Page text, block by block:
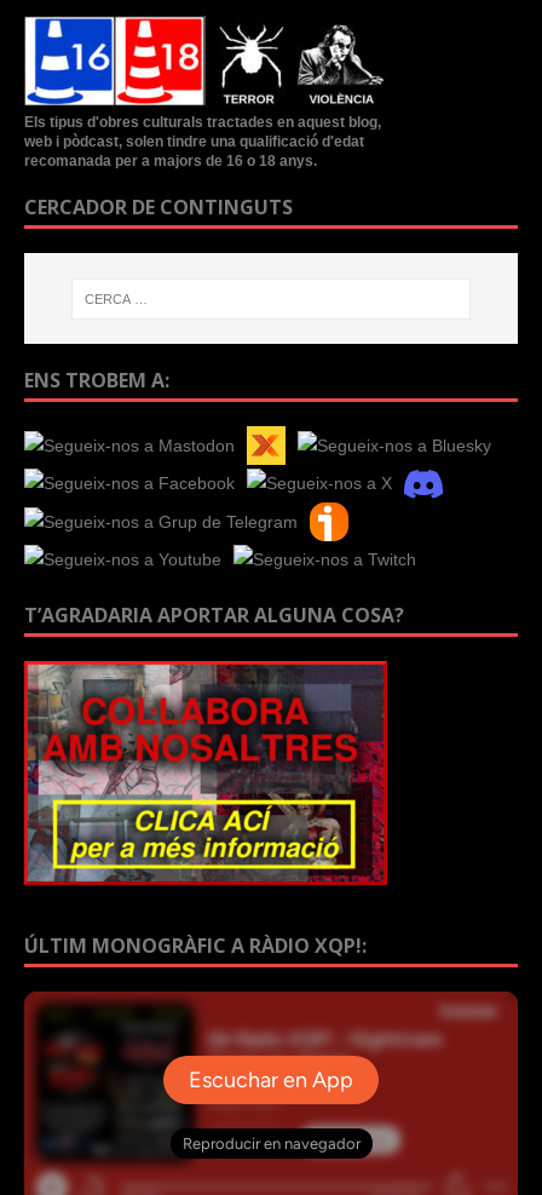
Els tipus d'obres culturals tractades en aquest blog,
web i pòdcast, solen tindre una qualificació d'edat
recomanada per a majors de 16 o 18 anys.
CERCADOR DE CONTINGUTS
ENS TROBEM A:
T’AGRADARIA APORTAR ALGUNA COSA?
ÚLTIM MONOGRÀFIC A RÀDIO XQP!: